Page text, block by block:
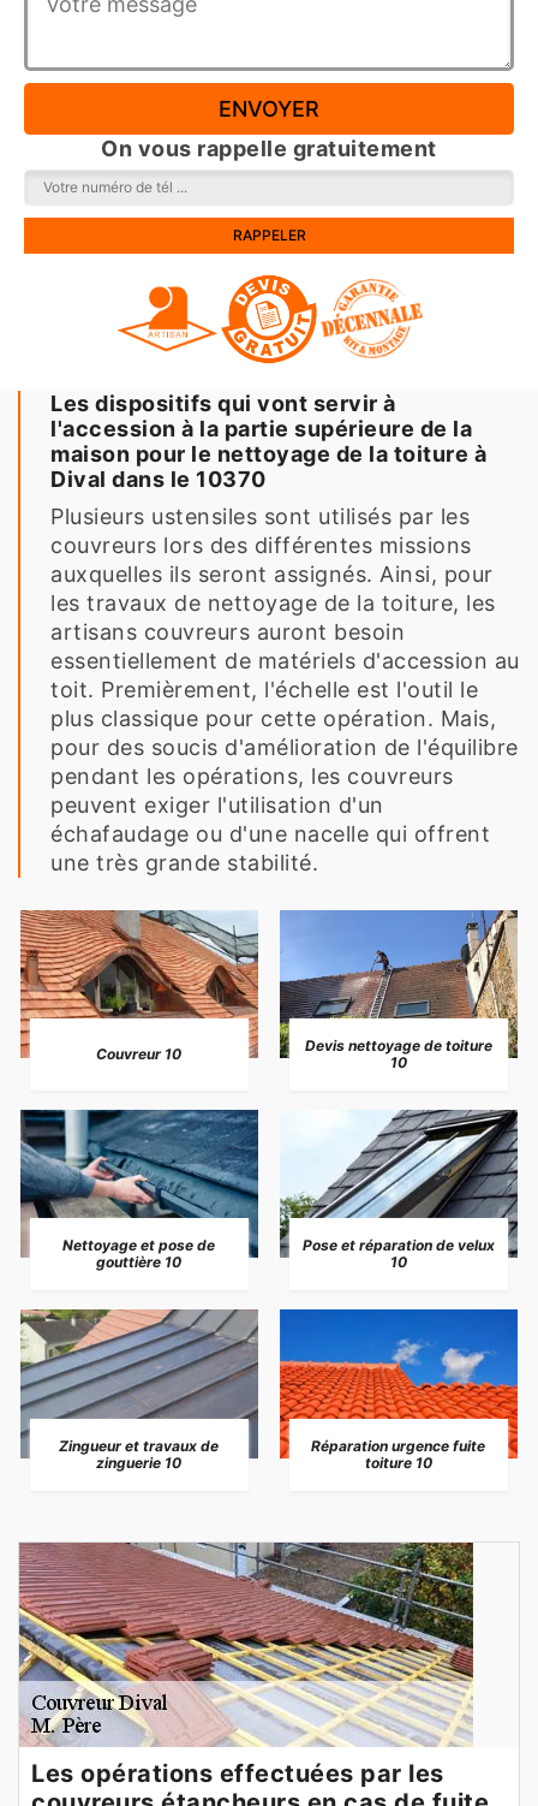
On vous rappelle gratuitement
Les dispositifs qui vont servir à
l'accession à la partie supérieure de la
maison pour le nettoyage de la toiture à
Dival dans le 10370
Plusieurs ustensiles sont utilisés par les
couvreurs lors des différentes missions
auxquelles ils seront assignés. Ainsi, pour
les travaux de nettoyage de la toiture, les
artisans couvreurs auront besoin
essentiellement de matériels d'accession au
toit. Premièrement, l'échelle est l'outil le
plus classique pour cette opération. Mais,
pour des soucis d'amélioration de l'équilibre
pendant les opérations, les couvreurs
peuvent exiger l'utilisation d'un
échafaudage ou d'une nacelle qui offrent
une très grande stabilité.
Couvreur 10
Devis nettoyage de toiture
10
Nettoyage et pose de
gouttière 10
Pose et réparation de velux
10
Zingueur et travaux de
zinguerie 10
Réparation urgence fuite
toiture 10
Les opérations effectuées par les